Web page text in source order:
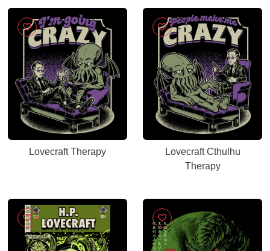
Lovecraft Therapy
Lovecraft Cthulhu
Therapy